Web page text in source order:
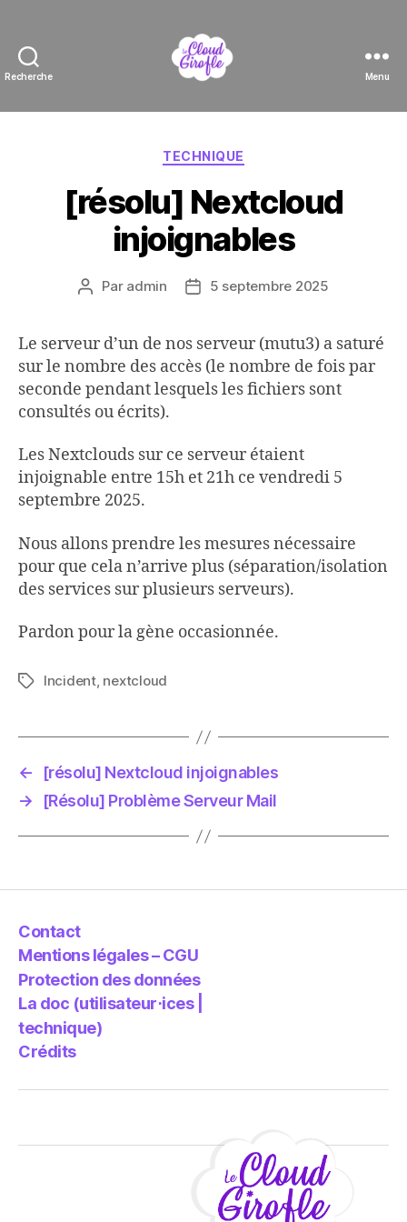
Recherche
Cloud
Menu
Catégories
TECHNIQUE
[résolu] Nextcloud
injoignables
Auteur
Par admin
Date5 septembre 2025
Le serveur d’un de nos serveur (mutu3) a saturé
sur le nombre des accès (le nombre de fois par
seconde pendant lesquels les fichiers sont
consultés ou écrits).
Les Nextclouds sur ce serveur étaient
injoignable entre 15h et 21h ce vendredi 5
septembre 2025.
Nous allons prendre les mesures nécessaire
pour que cela n’arrive plus (séparation/isolation
des services sur plusieurs serveurs).
Pardon pour la gène occasionnée.
Étiquettes
Incident, nextcloud
←
[résolu] Nextcloud injoignables
→
[Résolu] Problème Serveur Mail
Contact
Mentions légales – CGU
Protection des données
La doc (utilisateur⋅ices |
technique)
Crédits